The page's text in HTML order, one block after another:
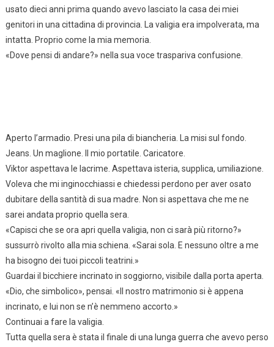
usato dieci anni prima quando avevo lasciato la casa dei miei
genitori in una cittadina di provincia. La valigia era impolverata, ma
intatta. Proprio come la mia memoria.
«Dove pensi di andare?» nella sua voce traspariva confusione.
Aperto l’armadio. Presi una pila di biancheria. La misi sul fondo.
Jeans. Un maglione. Il mio portatile. Caricatore.
Viktor aspettava le lacrime. Aspettava isteria, supplica, umiliazione.
Voleva che mi inginocchiassi e chiedessi perdono per aver osato
dubitare della santità di sua madre. Non si aspettava che me ne
sarei andata proprio quella sera.
«Capisci che se ora apri quella valigia, non ci sarà più ritorno?»
sussurrò rivolto alla mia schiena. «Sarai sola. E nessuno oltre a me
ha bisogno dei tuoi piccoli teatrini.»
Guardai il bicchiere incrinato in soggiorno, visibile dalla porta aperta.
«Dio, che simbolico», pensai. «Il nostro matrimonio si è appena
incrinato, e lui non se n’è nemmeno accorto.»
Continuai a fare la valigia.
Tutta quella sera è stata il finale di una lunga guerra che avevo perso